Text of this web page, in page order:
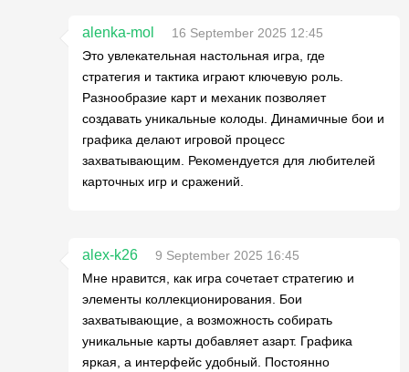
alenka-mol
16 September 2025 12:45
Это увлекательная настольная игра, где
стратегия и тактика играют ключевую роль.
Разнообразие карт и механик позволяет
создавать уникальные колоды. Динамичные бои и
графика делают игровой процесс
захватывающим. Рекомендуется для любителей
карточных игр и сражений.
alex-k26
9 September 2025 16:45
Мне нравится, как игра сочетает стратегию и
элементы коллекционирования. Бои
захватывающие, а возможность собирать
уникальные карты добавляет азарт. Графика
яркая, а интерфейс удобный. Постоянно